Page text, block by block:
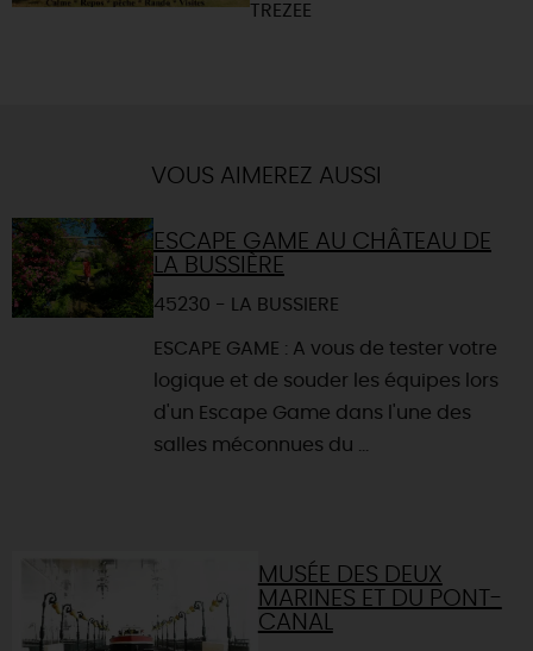
TREZEE
VOUS AIMEREZ AUSSI
ESCAPE GAME AU CHÂTEAU DE
LA BUSSIÈRE
45230 - LA BUSSIERE
ESCAPE GAME : A vous de tester votre
logique et de souder les équipes lors
d'un Escape Game dans l'une des
salles méconnues du ...
MUSÉE DES DEUX
MARINES ET DU PONT-
CANAL